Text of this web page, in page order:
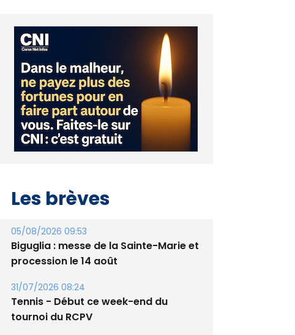
Les brèves
05/08/2026 09:53
Biguglia : messe de la Sainte-Marie et
procession le 14 août
31/07/2026 08:24
Tennis - Début ce week-end du
tournoi du RCPV